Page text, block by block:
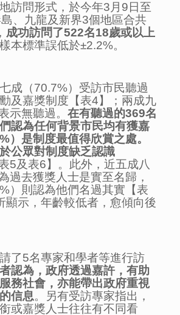
訪問形式，於今年3月9日至
、九龍及新界3個地區合共
成功訪問了522名18歲或以上
樣本標準誤低於±2.2%。
成（70.7%）受訪市民聽過
及嘉獎制度【表4】；兩成九
示無聽過。在有聽過的369名
認為任何背景市民均有獲嘉
）是制度最值得欣賞之處。
公眾對制度缺乏認識
表5及表6】。此外，近五成八
過去獲獎人士是實至名歸，
）則認為他們名過其實【表
顯示，年齡較低者，愈傾向後
了5名專家和學者等進行訪
認為，政府透過嘉許，有助
務社會，亦能帶出政府重視
信息。另有受訪專家指出，
或嘉獎人士往往有不同看